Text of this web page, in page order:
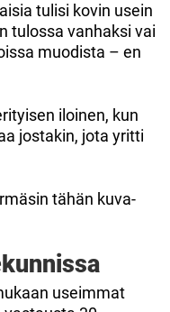
tulisi kovin usein
tulossa vanhaksi vai
muodista – en
iloinen, kun
jostakin, jota yritti
tähän kuva-
useimmat